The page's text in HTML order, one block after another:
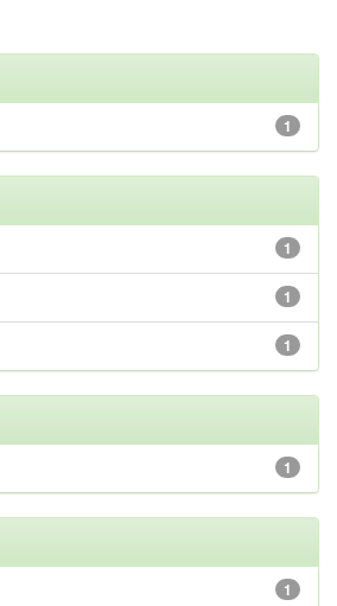
1
1
1
1
1
1